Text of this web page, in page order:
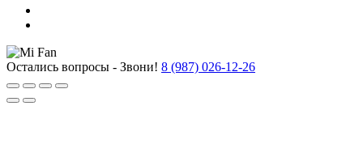
Остались вопросы - Звони! 8 (987) 026-12-26